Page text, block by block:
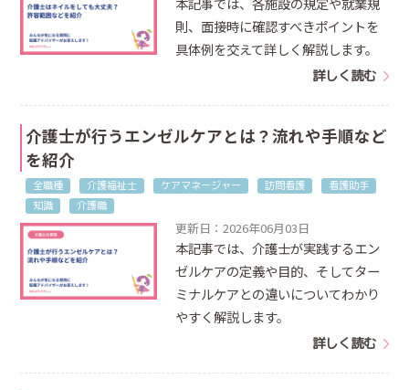
則、面接時に確認すべきポイントを
具体例を交えて詳しく解説します。
詳しく読む
介護士が行うエンゼルケアとは？流れや手順など
を紹介
全職種 介護福祉士 ケアマネージャー 訪問看護
看護助手
知識
介護職
更新日：2026年06月03日
本記事では、介護士が実践するエン
ゼルケアの定義や目的、そしてター
ミナルケアとの違いについてわかり
やすく解説します。
詳しく読む